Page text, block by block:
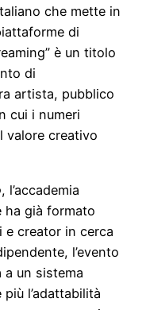
che mette in
di
è un titolo
di
artista, pubblico
cui i numeri
valore creativo
, l’accademia
ha già formato
creator in cerca
l’evento
un sistema
l’adattabilità